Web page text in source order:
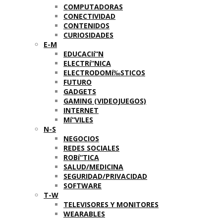
COMPUTADORAS
CONECTIVIDAD
CONTENIDOS
CURIOSIDADES
E-M
EDUCACIí“N
ELECTRí“NICA
ELECTRODOMí‰STICOS
FUTURO
GADGETS
GAMING (VIDEOJUEGOS)
INTERNET
Mí“VILES
N-S
NEGOCIOS
REDES SOCIALES
ROBí“TICA
SALUD/MEDICINA
SEGURIDAD/PRIVACIDAD
SOFTWARE
T-W
TELEVISORES Y MONITORES
WEARABLES